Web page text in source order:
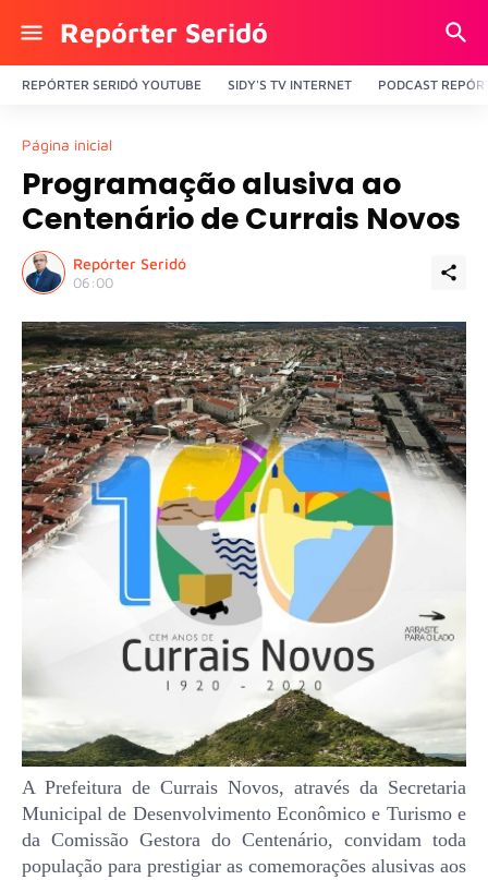
Repórter Seridó
REPÓRTER SERIDÓ YOUTUBE SIDY'S TV INTERNET PODCAST
Página inicial
Programação alusiva ao
Centenário de Currais Novos
Repórter Seridó
06:00
A Prefeitura de Currais Novos, através da Secretaria
Municipal de Desenvolvimento Econômico e Turismo e
da Comissão Gestora do Centenário, convidam toda
população para prestigiar as comemorações alusivas aos